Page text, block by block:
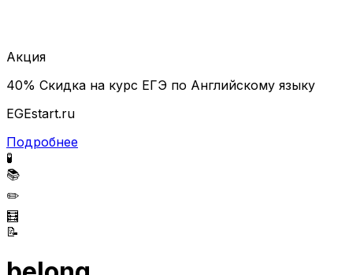
Акция
40% Скидка на курс ЕГЭ по Английскому языку
EGEstart.ru
Подробнее
🧪
📚
✏️
🧮
📝